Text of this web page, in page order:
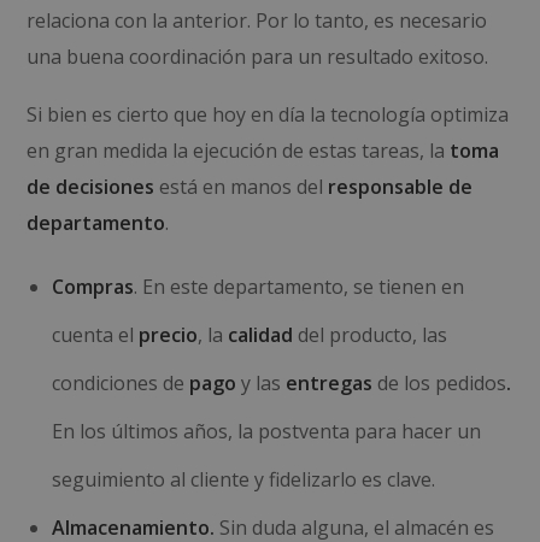
relaciona con la anterior. Por lo tanto, es necesario
una buena coordinación para un resultado exitoso.
Si bien es cierto que hoy en día la tecnología optimiza
en gran medida la ejecución de estas tareas, la toma
de decisiones está en manos del responsable de
departamento.
Compras. En este departamento, se tienen en
cuenta el precio, la calidad del producto, las
condiciones de pago y las entregas de los pedidos.
En los últimos años, la postventa para hacer un
seguimiento al cliente y fidelizarlo es clave.
Almacenamiento. Sin duda alguna, el almacén es